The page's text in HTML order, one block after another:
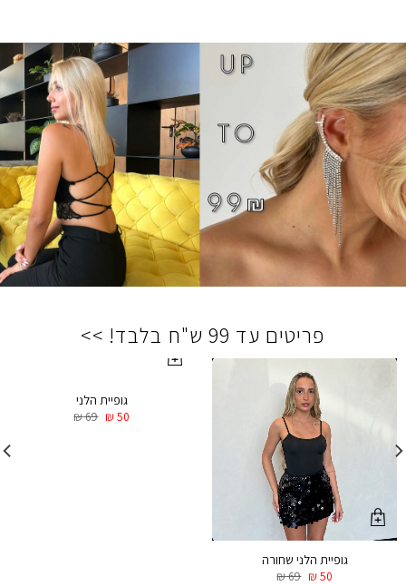
פריטים עד 99 ש"ח בלבד! >>
גופיית הלני שחורה
₪69 ₪50
גופיית הלני
₪69 ₪50